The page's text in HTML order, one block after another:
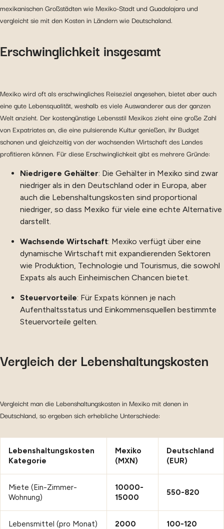
mexikanischen Großstädten wie Mexiko-Stadt und Guadalajara und
vergleicht sie mit den Kosten in Ländern wie Deutschaland.
Erschwinglichkeit insgesamt
Mexiko wird oft als erschwingliches Reiseziel angesehen, bietet aber auch
eine gute Lebensqualität, weshalb es viele Auswanderer aus der ganzen
Welt anzieht. Der kostengünstige Lebensstil Mexikos zieht eine große Zahl
von Expatriates an, die eine pulsierende Kultur genießen, ihr Budget
schonen und gleichzeitig von der wachsenden Wirtschaft des Landes
profitieren können. Für diese Erschwinglichkeit gibt es mehrere Gründe:
Niedrigere Gehälter: Die Gehälter in Mexiko sind zwar
niedriger als in den Deutschland oder in Europa, aber
auch die Lebenshaltungskosten sind proportional
niedriger, so dass Mexiko für viele eine echte Alternative
darstellt.
Wachsende Wirtschaft: Mexiko verfügt über eine
dynamische Wirtschaft mit expandierenden Sektoren
wie Produktion, Technologie und Tourismus, die sowohl
Expats als auch Einheimischen Chancen bietet.
Steuervorteile: Für Expats können je nach
Aufenthaltsstatus und Einkommensquellen bestimmte
Steuervorteile gelten.
Vergleich der Lebenshaltungskosten
Vergleicht man die Lebenshaltungskosten in Mexiko mit denen in
Deutschland, so ergeben sich erhebliche Unterschiede:
Lebenshaltungskosten
Kategorie
Mexiko
(MXN)
Deutschland
(EUR)
Miete (Ein-Zimmer-
Wohnung)
10000-
15000
550-820
Lebensmittel (pro Monat) 2000 100-120